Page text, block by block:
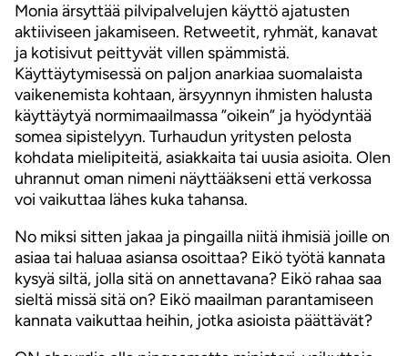
Monia ärsyttää pilvipalvelujen käyttö ajatusten
aktiiviseen jakamiseen. Retweetit, ryhmät, kanavat
ja kotisivut peittyvät villen spämmistä.
Käyttäytymisessä on paljon anarkiaa suomalaista
vaikenemista kohtaan, ärsyynnyn ihmisten halusta
käyttäytyä normimaailmassa ”oikein” ja hyödyntää
somea sipistelyyn. Turhaudun yritysten pelosta
kohdata mielipiteitä, asiakkaita tai uusia asioita. Olen
uhrannut oman nimeni näyttääkseni että verkossa
voi vaikuttaa lähes kuka tahansa.
No miksi sitten jakaa ja pingailla niitä ihmisiä joille on
asiaa tai haluaa asiansa osoittaa? Eikö työtä kannata
kysyä siltä, jolla sitä on annettavana? Eikö rahaa saa
sieltä missä sitä on? Eikö maailman parantamiseen
kannata vaikuttaa heihin, jotka asioista päättävät?